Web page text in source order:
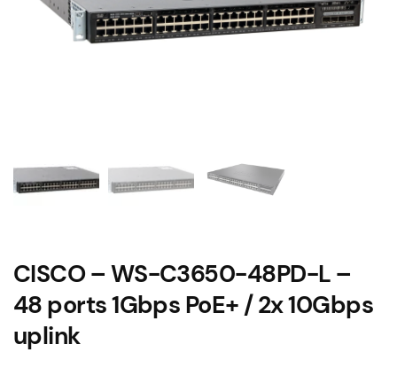
CISCO – WS-C3650-48PD-L –
48 ports 1Gbps PoE+ / 2x 10Gbps
uplink